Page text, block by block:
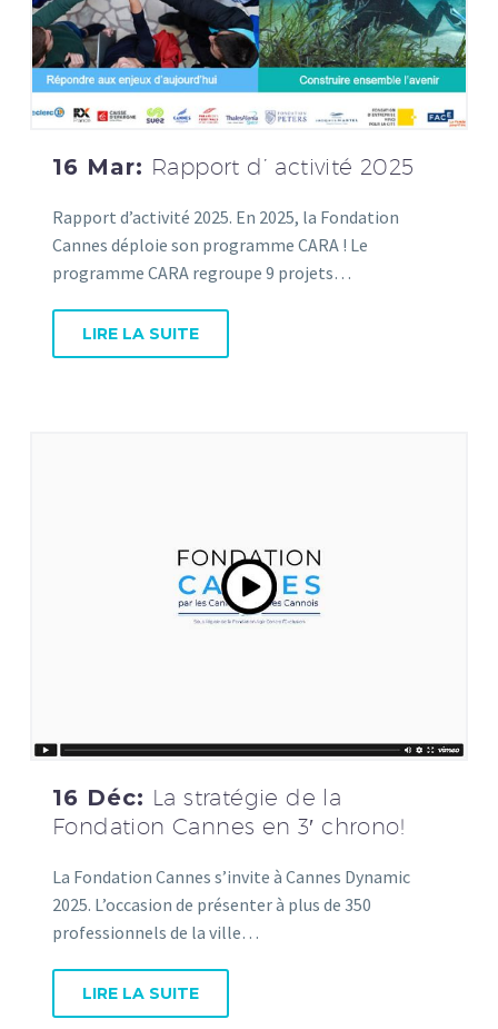
16 Mar: Rapport d’ activité 2025
Rapport d’activité 2025. En 2025, la Fondation
Cannes déploie son programme CARA ! Le
programme CARA regroupe 9 projets…
LIRE LA SUITE
16 Déc: La stratégie de la
Fondation Cannes en 3′ chrono!
La Fondation Cannes s’invite à Cannes Dynamic
2025. L’occasion de présenter à plus de 350
professionnels de la ville…
LIRE LA SUITE